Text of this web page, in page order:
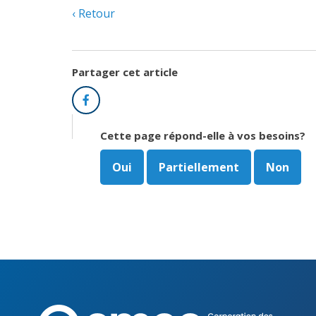
Retour
Partager cet article
Facebook
Cette page répond-elle à vos besoins?
Oui Partiellement Non